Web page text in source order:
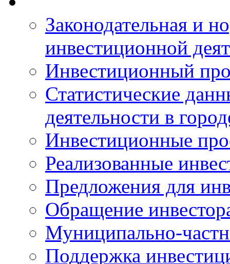
Законодательная и
инвестиционной
Инвестиционный
Статистические
деятельности в
Инвестиционные
Реализованные
Предложения для
Обращение
Муниципально-
Поддержка